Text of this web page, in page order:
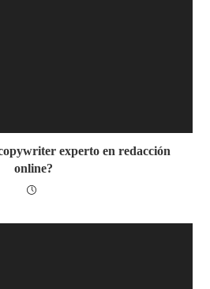
experto en redacción
online?